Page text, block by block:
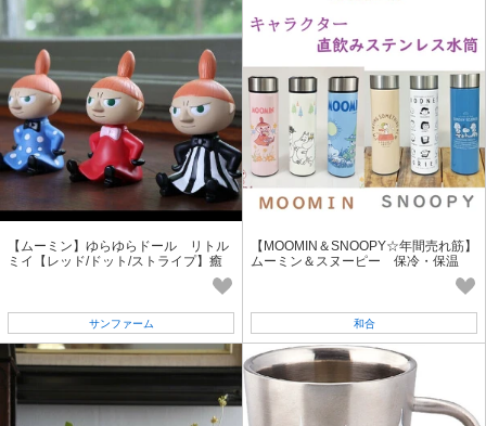
【ムーミン】ゆらゆらドール リトル
ミイ【レッド/ドット/ストライプ】癒
サンファーム
【MOOMIN＆SNOOPY☆年間売れ筋】
ムーミン＆スヌーピー 保冷・保温
和合